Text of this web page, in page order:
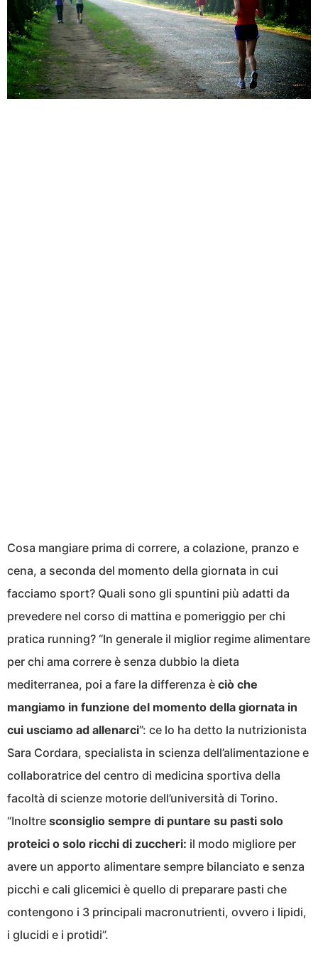
Cosa mangiare prima di correre, a colazione, pranzo e
cena, a seconda del momento della giornata in cui
facciamo sport? Quali sono gli spuntini più adatti da
prevedere nel corso di mattina e pomeriggio per chi
pratica running? “In generale il miglior regime alimentare
per chi ama correre è senza dubbio la dieta
mediterranea, poi a fare la differenza è ciò che
mangiamo in funzione del momento della giornata in
cui usciamo ad allenarci”: ce lo ha detto la nutrizionista
Sara Cordara, specialista in scienza dell’alimentazione e
collaboratrice del centro di medicina sportiva della
facoltà di scienze motorie dell’università di Torino.
“Inoltre sconsiglio sempre di puntare su pasti solo
proteici o solo ricchi di zuccheri: il modo migliore per
avere un apporto alimentare sempre bilanciato e senza
picchi e cali glicemici è quello di preparare pasti che
contengono i 3 principali macronutrienti, ovvero i lipidi,
i glucidi e i protidi”.